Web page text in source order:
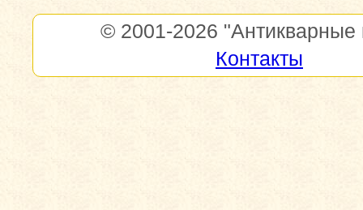
© 2001-2026 "Антикварные
Контакты